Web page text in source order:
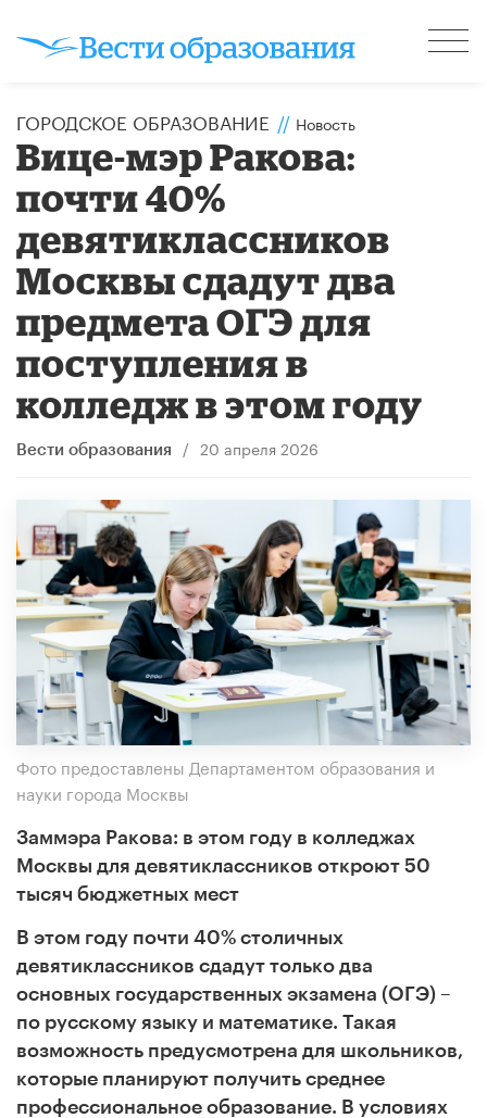
ГОРОДСКОЕ ОБРАЗОВАНИЕ // Новость
Вице-мэр Ракова:
почти 40%
девятиклассников
Москвы сдадут два
предмета ОГЭ для
поступления в
колледж в этом году
Вести образования / 20 апреля 2026
Фото предоставлены Департаментом образования и
науки города Москвы
Заммэра Ракова: в этом году в колледжах
Москвы для девятиклассников откроют 50
тысяч бюджетных мест
В этом году почти 40% столичных
девятиклассников сдадут только два
основных государственных экзамена (ОГЭ) –
по русскому языку и математике. Такая
возможность предусмотрена для школьников,
которые планируют получить среднее
профессиональное образование. В условиях